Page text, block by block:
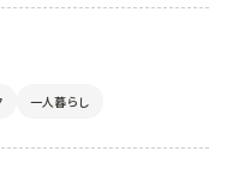
一人暮らし